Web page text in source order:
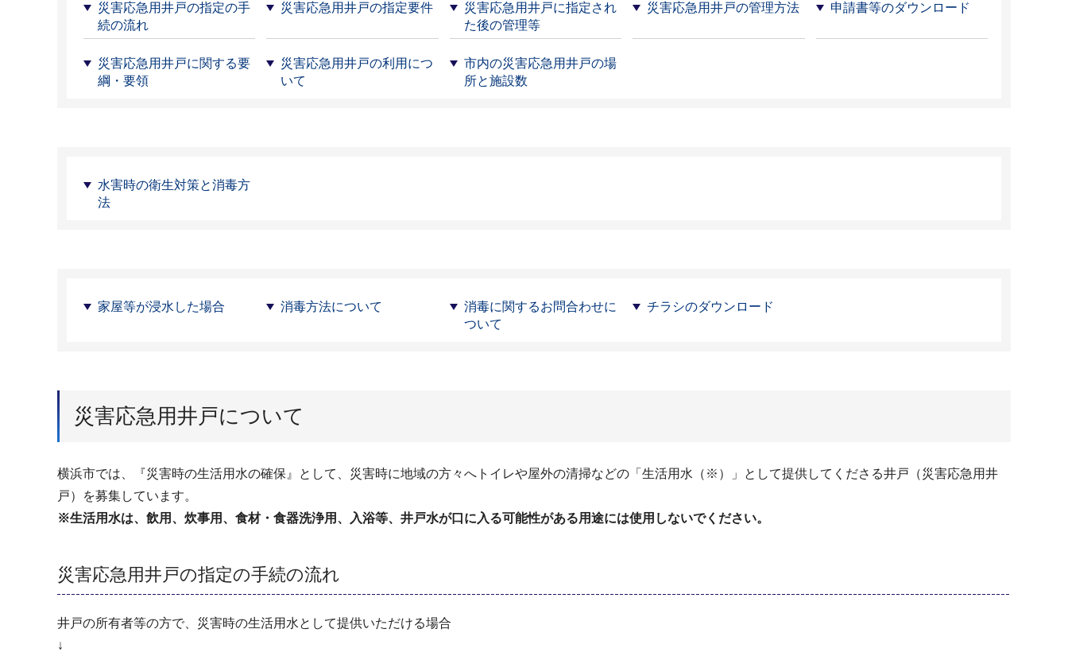
災害応急用井戸の指定の手
続の流れ
災害応急用井戸の指定要件
災害応急用井戸に指定され
た後の管理等
災害応急用井戸の管理方法 申請書等のダウンロード
災害応急用井戸に関する要
綱・要領
災害応急用井戸の利用につ
いて
市内の災害応急用井戸の場
所と施設数
水害時の衛生対策と消毒方
法
家屋等が浸水した場合 消毒方法について
消毒に関するお問合わせに
ついて
チラシのダウンロード
災害応急用井戸について
横浜市では、『災害時の生活用水の確保』として、災害時に地域の方々へトイレや屋外の清掃などの「生活用水（※）」として提供してくださる井戸（災害応急用井
戸）を募集しています。
※生活用水は、飲用、炊事用、食材・食器洗浄用、入浴等、井戸水が口に入る可能性がある用途には使用しないでください。
災害応急用井戸の指定の手続の流れ
井戸の所有者等の方で、災害時の生活用水として提供いただける場合
↓